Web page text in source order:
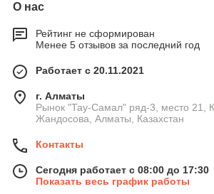
О нас
Рейтинг не сформирован
Менее 5 отзывов за последний год
Работает с 20.11.2021
г. Алматы
Рынок "Тау-Самал" ряд-3, место 21,
Жандосова, Алматы, Казахстан
Контакты
Сегодня работает с 08:00 до 17:30
Показать весь график работы